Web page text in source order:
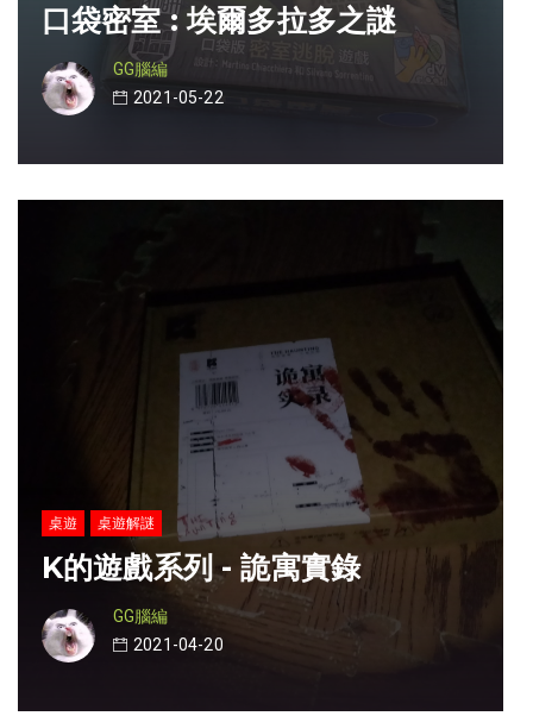
口袋密室 : 埃爾多拉多之謎
GG腦編
2021-05-22
桌遊 桌遊解謎
K的遊戲系列 - 詭寓實錄
GG腦編
2021-04-20